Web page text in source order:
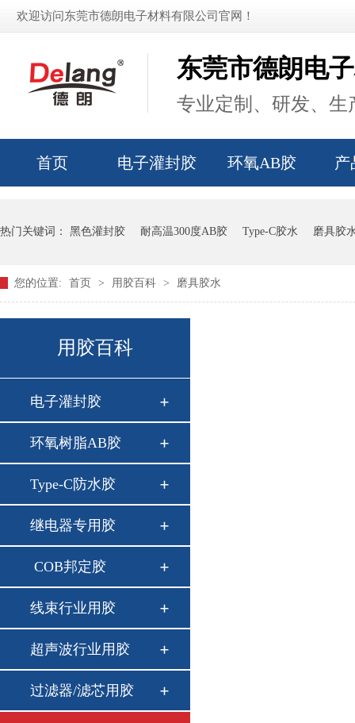
欢迎访问东莞市德朗电子材料有限公司官网！
东莞市德朗电
专业定制、研发、生
首页 电子灌封胶 环氧AB胶 产
热门关键词： 黑色灌封胶 耐高温300度AB胶 Type-C胶水 磨具胶
您的位置: 首页 > 用胶百科 > 磨具胶水
用胶百科
电子灌封胶
环氧树脂AB胶
Type-C防水胶
继电器专用胶
COB邦定胶
线束行业用胶
超声波行业用胶
过滤器/滤芯用胶